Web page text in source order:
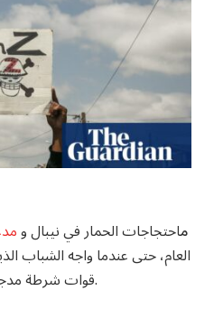
ماحتجاجات الحمار في نيبال و
العام، حتى عندما واجه الشباب
قوات شرطة مدججة بالسلاح وتهديدًا بالاعتقال.